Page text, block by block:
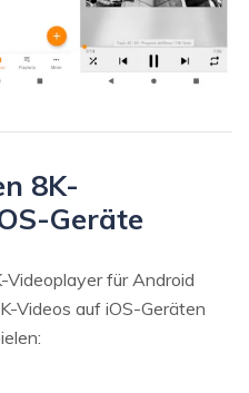
8K-
Geräte
Videoplayer für Android
Videos auf iOS-Geräten